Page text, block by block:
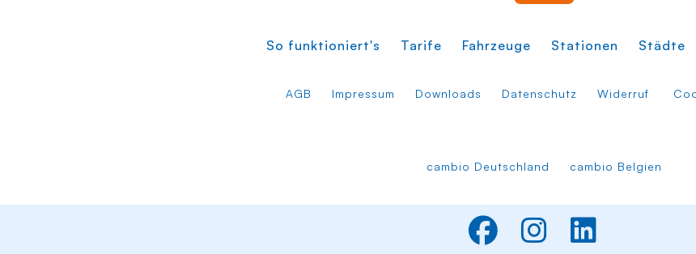
So funktioniert's Tarife Fahrzeuge Stationen Städte
AGB Impressum Downloads Datenschutz Widerruf
cambio Deutschland cambio Belgien